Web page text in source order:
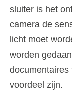
sluiter is het
camera de
licht moet
worden
documentaires
voordeel zijn.